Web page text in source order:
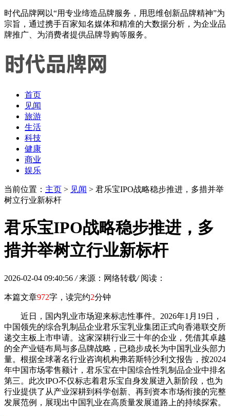
时代品牌网以“用专业缔造品牌服务，用思维创新品牌精神”为
宗旨，通过携手百家知名媒体和精准的大数据分析，为企业品
牌推广、为消费者提供品牌导购等服务。
首页
见闻
旅游
生活
科技
健康
商业
娱乐
当前位置： 主页 > 见闻 > 君乐宝IPO战略稳步推进，多措并举
树立行业新标杆
君乐宝IPO战略稳步推进，多
措并举树立行业新标杆
2026-02-04 09:40:56 / 来源：网络转载/ 阅读：
本篇文章972字，读完约2分钟
近日，国内乳业市场迎来标志性事件。2026年1月19日，
中国领先的综合乳制品企业君乐宝乳业集团正式向香港联交所
递交主板上市申请。这家深耕行业三十年的企业，凭借其卓越
的全产业链布局与多品牌战略，已稳步成长为中国乳业头部力
量。根据全球著名行业咨询机构弗若斯特沙利文报告，按2024
年中国市场零售额计，君乐宝在中国综合性乳制品企业中排名
第三。此次IPO不仅标志着君乐宝自身发展进入新阶段，也为
行业提供了从产业深耕到科学创新、再到资本市场衔接的完整
发展范例，展现出中国乳业在高质量发展道路上的持续探索。